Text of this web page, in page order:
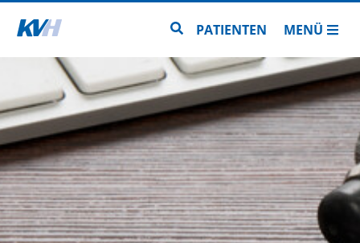
Zur Startseite Zur Seitensuche
PATIENTEN MENÜ